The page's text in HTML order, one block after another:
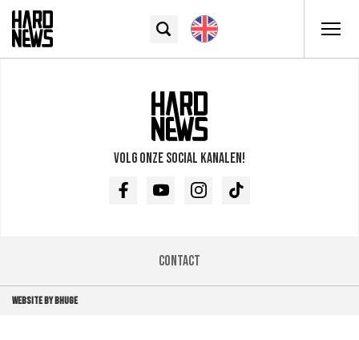
Volg onze social kanalen!
FacebookYoutubeInstagramTikTok
Contact
WEBSITE BY BHUGE